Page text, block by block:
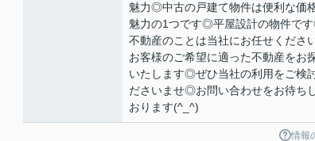
魅力◎中古の戸建て物件は便利な価
魅力の1つです◎平屋設計の物件で
不動産のことは当社にお任せくださ
お客様のご希望に適った不動産をお
いたします◎ぜひ当社の利用をご検
ださいませ◎お問い合わせをお待ち
おります(^_^)
情報